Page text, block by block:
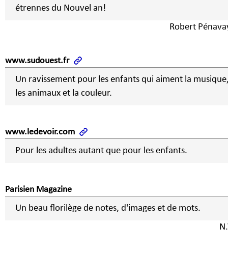
étrennes du Nouvel an!
Robert
www.sudouest.fr
Un ravissement pour les enfants qui aiment la
les animaux et la couleur.
www.ledevoir.com
Pour les adultes autant que pour les enfants.
Parisien Magazine
Un beau florilège de notes, d'images et de mots.